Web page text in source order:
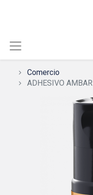
Comercio
ADHESIVO